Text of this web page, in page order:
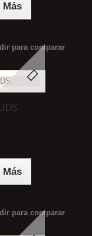
Más
para comparar
Más
para comparar